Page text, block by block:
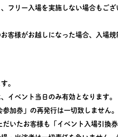
フリー入場を実施しない場合もご
客様がお越しになった場合、入場
。
ベント当日のみ有効となります。
加券」の再発行は一切致しません。
いたお客様も「イベント入場引換